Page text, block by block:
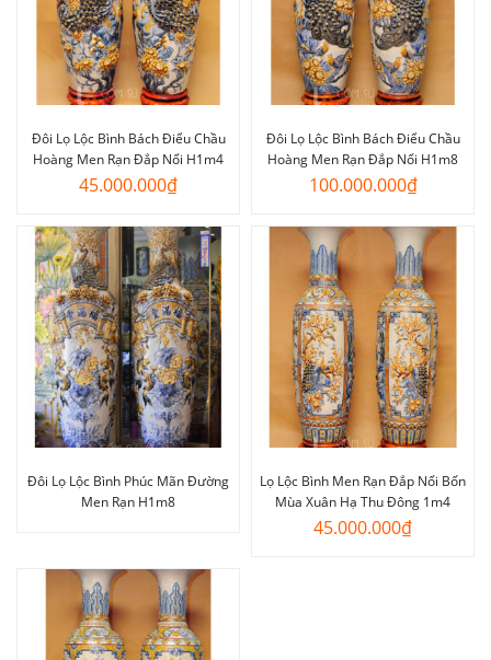
Đôi Lọ Lộc Bình Bách Điểu Chầu
Hoàng Men Rạn Đắp Nổi H1m4
45.000.000₫
Đôi Lọ Lộc Bình Bách Điểu Chầu
Hoàng Men Rạn Đắp Nổi H1m8
100.000.000₫
Đôi Lọ Lộc Bình Phúc Mãn Đường
Men Rạn H1m8
Lọ Lộc Bình Men Rạn Đắp Nổi Bốn
Mùa Xuân Hạ Thu Đông 1m4
45.000.000₫